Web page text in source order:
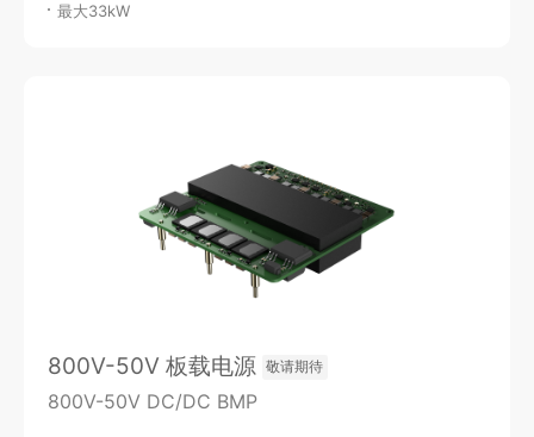
最大33kW
800V-50V 板载电源 敬请期待
800V-50V DC/DC BMP